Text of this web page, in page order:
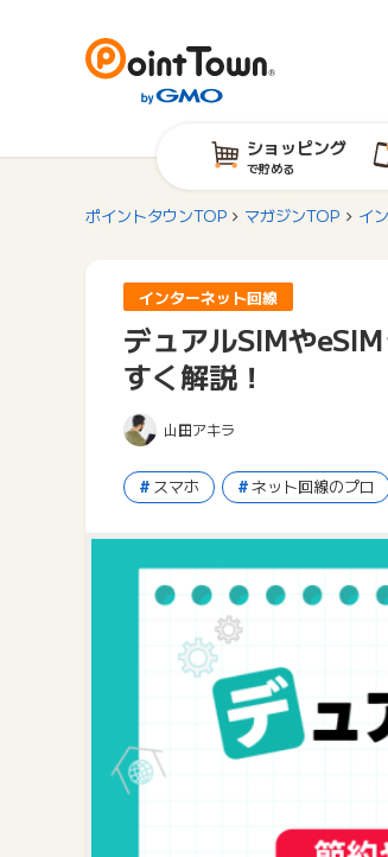
ショッピング
で貯める
ポイントタウンTOP マガジンTOP イ
インターネット回線
デュアルSIMや
すく解説！
山田アキラ
スマホ ネット回線のプロ